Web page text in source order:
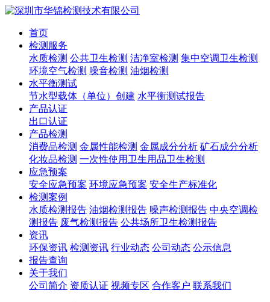
首页
检测服务
水质检测 公共卫生检测 洁净室检测 集中空调卫生检测
环境空气检测 噪音检测 油烟检测
水平衡测试
节水型载体（单位）创建 水平衡测试报告
产品认证
出口认证
产品检测
消费品检测 金属性能检测 金属成分分析 矿石成分分析
化妆品检测 一次性使用卫生用品卫生检测
应急预案
安全应急预案 环境应急预案 安全生产标准化
检测案例
水质检测报告 油烟检测报告 噪声检测报告 中央空调检
测报告 废气检测报告 公共场所卫生检测报告
资讯
环保资讯 检测资讯 行业动态 公司动态 公示信息
报告查询
关于我们
公司简介 资质认证 视频专区 合作客户 联系我们